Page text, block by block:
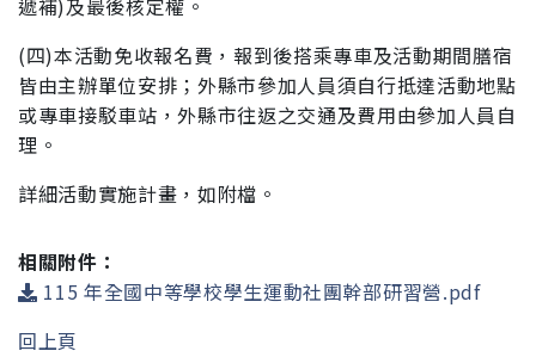
遞補)及最後核定權。
(四)本活動免收報名費，報到後搭乘專車及活動期間膳宿
皆由主辦單位安排；外縣市參加人員須自行抵達活動地點
或專車接駁車站，外縣市往返之交通及費用由參加人員 自
理。
詳細活動實施計畫，如附檔。
相關附件：
115 年全國中等學校學生運動社團幹部研習營.pdf
回上頁